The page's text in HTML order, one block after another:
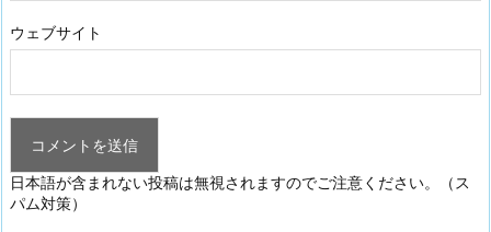
ウェブサイト
日本語が含まれない投稿は無視されますのでご注意ください。（ス
パム対策）